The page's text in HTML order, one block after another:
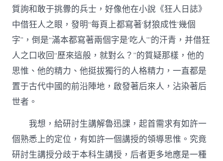
質詢和敢于挑釁的兵士，好像他在小說《狂人日誌》
中借狂人之眼，發明“每頁上都寫著‘豺狼成性’幾個
字”，倒是“滿本都寫著兩個字是‘吃人’”的汗青，并借狂
人之口收回“歷來這般，就對么？”的質疑那樣，他的
思惟、他的精力、他挺拔獨行的人格精力，一直都是
置于古代中國的前沿陣地，啟發著后來人，沾染著后
世者。
我想，給研討生講解魯迅課，起首需求有如許一
個熟悉上的定位，有如許一個講授的領導思惟。究竟
研討生講授分歧于本科生講授，后者更多地應是一種